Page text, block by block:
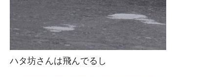
ハタ坊さんは飛んでるし